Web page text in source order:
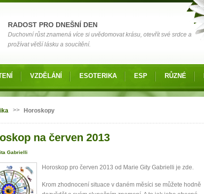
RADOST PRO DNEŠNÍ DEN
Duchovní růst znamená více si uvědomovat krásu, otevřít své srdce a
prožívat větší lásku a soucítění.
VZDĚLÁNÍ ESOTERIKA ESP RŮZNÉ
>> Horoskopy
na červen 2013
Gabrielli
Horoskop pro červen 2013 od Marie Gity Gabrielli je zde.
Krom zhodnocení situace v daném měsíci se můžete hodně